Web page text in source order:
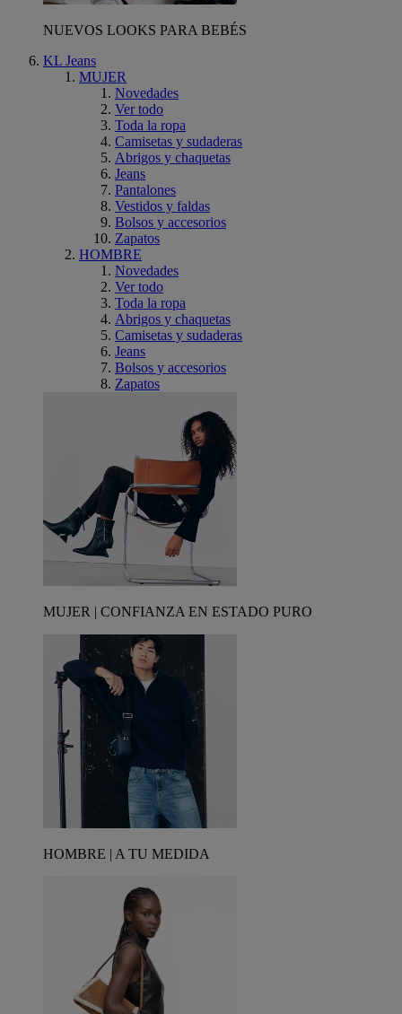
NUEVOS LOOKS PARA BEBÉS
KL Jeans
MUJER
Novedades
Ver todo
Toda la ropa
Camisetas y sudaderas
Abrigos y chaquetas
Jeans
Pantalones
Vestidos y faldas
Bolsos y accesorios
Zapatos
HOMBRE
Novedades
Ver todo
Toda la ropa
Abrigos y chaquetas
Camisetas y sudaderas
Jeans
Bolsos y accesorios
Zapatos
MUJER | CONFIANZA EN ESTADO PURO
HOMBRE | A TU MEDIDA